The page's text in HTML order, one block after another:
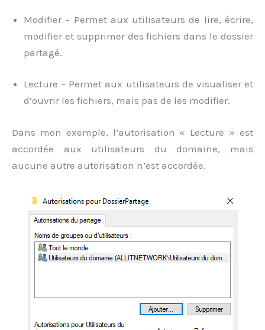
Modifier – Permet aux utilisateurs de lire, écrire,
modifier et supprimer des fichiers dans le dossier
partagé.
Lecture – Permet aux utilisateurs de visualiser et
d’ouvrir les fichiers, mais pas de les modifier.
Dans mon exemple, l’autorisation « Lecture » est
accordée aux utilisateurs du domaine, mais
aucune autre autorisation n’est accordée.